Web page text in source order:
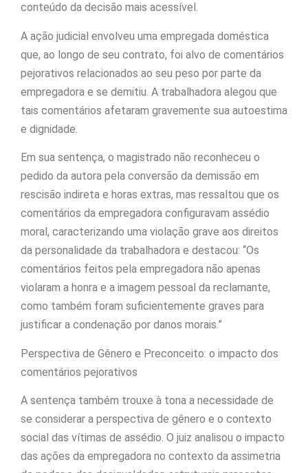
conteúdo da decisão mais acessível.
A ação judicial envolveu uma empregada doméstica
que, ao longo de seu contrato, foi alvo de comentários
pejorativos relacionados ao seu peso por parte da
empregadora e se demitiu. A trabalhadora alegou que
tais comentários afetaram gravemente sua autoestima
e dignidade.
Em sua sentença, o magistrado não reconheceu o
pedido da autora pela conversão da demissão em
rescisão indireta e horas extras, mas ressaltou que os
comentários da empregadora configuravam assédio
moral, caracterizando uma violação grave aos direitos
da personalidade da trabalhadora e destacou: “Os
comentários feitos pela empregadora não apenas
violaram a honra e a imagem pessoal da reclamante,
como também foram suficientemente graves para
justificar a condenação por danos morais.”
Perspectiva de Gênero e Preconceito: o impacto dos
comentários pejorativos
A sentença também trouxe à tona a necessidade de
se considerar a perspectiva de gênero e o contexto
social das vítimas de assédio. O juiz analisou o impacto
das ações da empregadora no contexto da assimetria